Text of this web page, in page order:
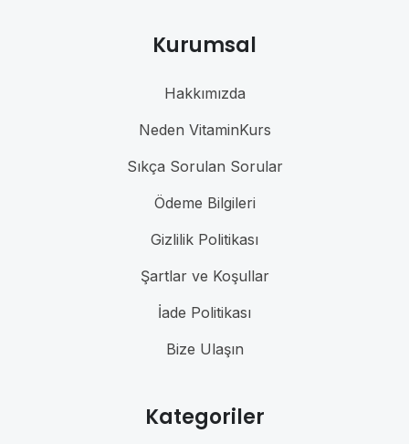
Kurumsal
Hakkımızda
Neden VitaminKurs
Sıkça Sorulan Sorular
Ödeme Bilgileri
Gizlilik Politikası
Şartlar ve Koşullar
İade Politikası
Bize Ulaşın
Kategoriler